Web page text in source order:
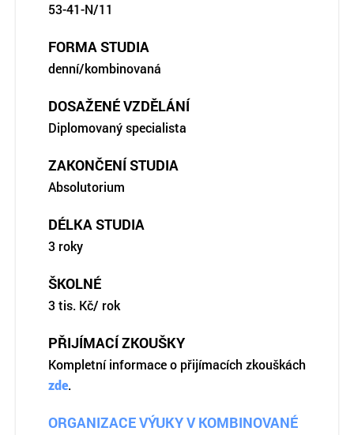
53-41-N/11
FORMA STUDIA
denní/kombinovaná
DOSAŽENÉ VZDĚLÁNÍ
Diplomovaný specialista
ZAKONČENÍ STUDIA
Absolutorium
DÉLKA STUDIA
3 roky
ŠKOLNÉ
3 tis. Kč/ rok
PŘIJÍMACÍ ZKOUŠKY
Kompletní informace o přijímacích zkouškách
zde.
ORGANIZACE VÝUKY V KOMBINOVANÉ